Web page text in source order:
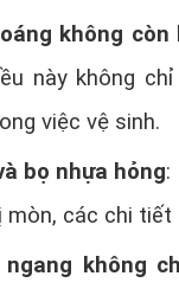
không còn
này không
việc vệ sinh.
bọ nhựa hỏng:
mòn, các chi tiết
ngang không